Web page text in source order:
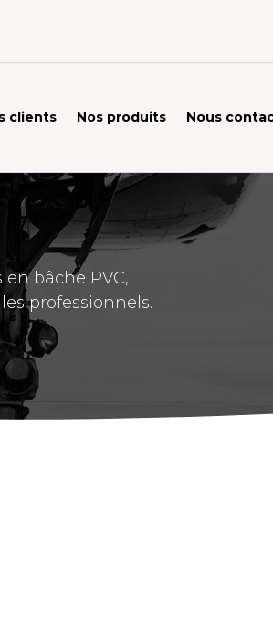
clients Nos produits Nous
bâche PVC,
professionnels.